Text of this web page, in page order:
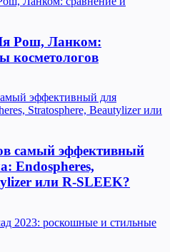
Рош, Ланком:
косметологов
самый эффективный
Endospheres,
или R-SLEEK?